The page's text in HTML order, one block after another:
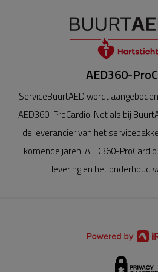
AED360-
ServiceBuurtAED wordt
AED360-ProCardio. Net als bij
de leverancier van het
komende jaren. AED360-
levering en het onderhoud